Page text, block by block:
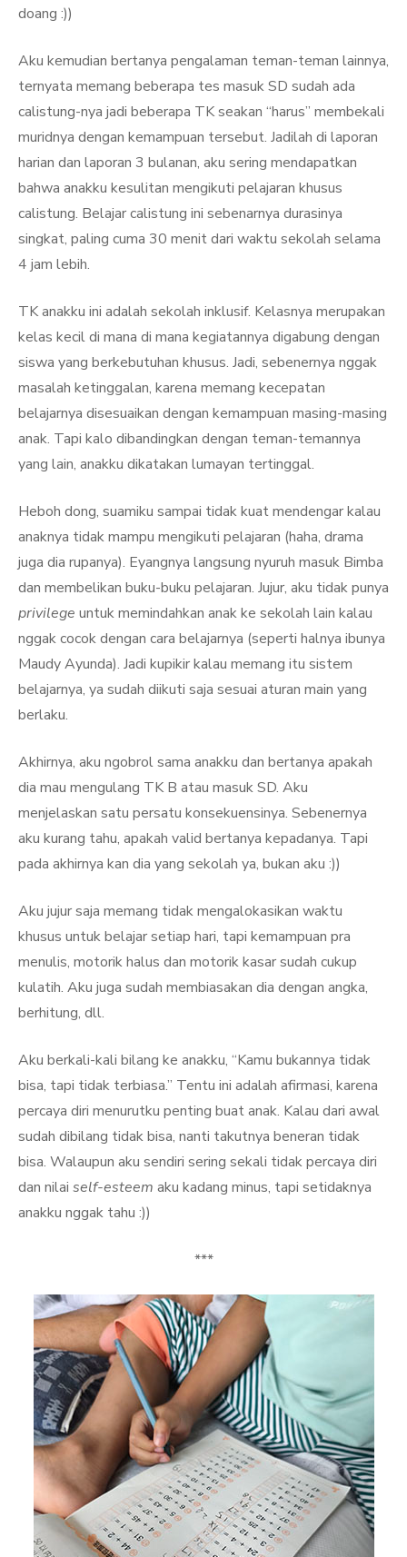
doang :))
Aku kemudian bertanya pengalaman teman-teman lainnya,
ternyata memang beberapa tes masuk SD sudah ada
calistung-nya jadi beberapa TK seakan “harus” membekali
muridnya dengan kemampuan tersebut. Jadilah di laporan
harian dan laporan 3 bulanan, aku sering mendapatkan
bahwa anakku kesulitan mengikuti pelajaran khusus
calistung. Belajar calistung ini sebenarnya durasinya
singkat, paling cuma 30 menit dari waktu sekolah selama
4 jam lebih.
TK anakku ini adalah sekolah inklusif. Kelasnya merupakan
kelas kecil di mana di mana kegiatannya digabung dengan
siswa yang berkebutuhan khusus. Jadi, sebenernya nggak
masalah ketinggalan, karena memang kecepatan
belajarnya disesuaikan dengan kemampuan masing-masing
anak. Tapi kalo dibandingkan dengan teman-temannya
yang lain, anakku dikatakan lumayan tertinggal.
Heboh dong, suamiku sampai tidak kuat mendengar kalau
anaknya tidak mampu mengikuti pelajaran (haha, drama
juga dia rupanya). Eyangnya langsung nyuruh masuk Bimba
dan membelikan buku-buku pelajaran. Jujur, aku tidak punya
privilege untuk memindahkan anak ke sekolah lain kalau
nggak cocok dengan cara belajarnya (seperti halnya ibunya
Maudy Ayunda). Jadi kupikir kalau memang itu sistem
belajarnya, ya sudah diikuti saja sesuai aturan main yang
berlaku.
Akhirnya, aku ngobrol sama anakku dan bertanya apakah
dia mau mengulang TK B atau masuk SD. Aku
menjelaskan satu persatu konsekuensinya. Sebenernya
aku kurang tahu, apakah valid bertanya kepadanya. Tapi
pada akhirnya kan dia yang sekolah ya, bukan aku :))
Aku jujur saja memang tidak mengalokasikan waktu
khusus untuk belajar setiap hari, tapi kemampuan pra
menulis, motorik halus dan motorik kasar sudah cukup
kulatih. Aku juga sudah membiasakan dia dengan angka,
berhitung, dll.
Aku berkali-kali bilang ke anakku, “Kamu bukannya tidak
bisa, tapi tidak terbiasa.” Tentu ini adalah afirmasi, karena
percaya diri menurutku penting buat anak. Kalau dari awal
sudah dibilang tidak bisa, nanti takutnya beneran tidak
bisa. Walaupun aku sendiri sering sekali tidak percaya diri
dan nilai self-esteem aku kadang minus, tapi setidaknya
anakku nggak tahu :))
***